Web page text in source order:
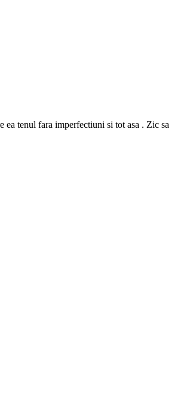
ea tenul fara imperfectiuni si tot asa . Zic sa